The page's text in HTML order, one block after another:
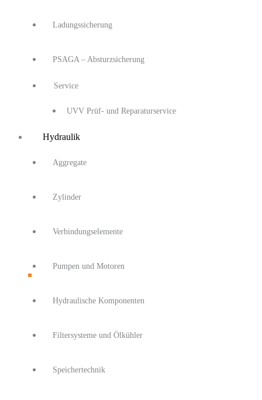
Ladungssicherung
PSAGA – Absturzsicherung
Service
UVV Prüf- und Reparaturservice
Hydraulik
Aggregate
Zylinder
Verbindungselemente
Pumpen und Motoren
Hydraulische Komponenten
Filtersysteme und Ölkühler
Speichertechnik